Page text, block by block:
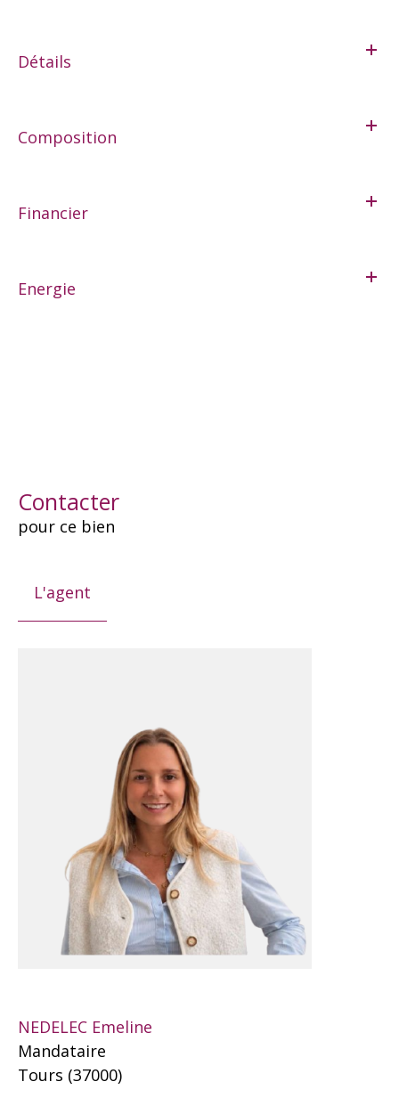
Détails
Composition
Financier
Energie
Contacter
pour ce bien
L'agent
NEDELEC Emeline
Mandataire
Tours (37000)